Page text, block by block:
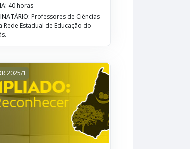
: 40 horas
: Professores de Ciências
Rede Estadual de Educação do
4Conhecer e Reconhecer - Matemática -2025/1 -
2025/1